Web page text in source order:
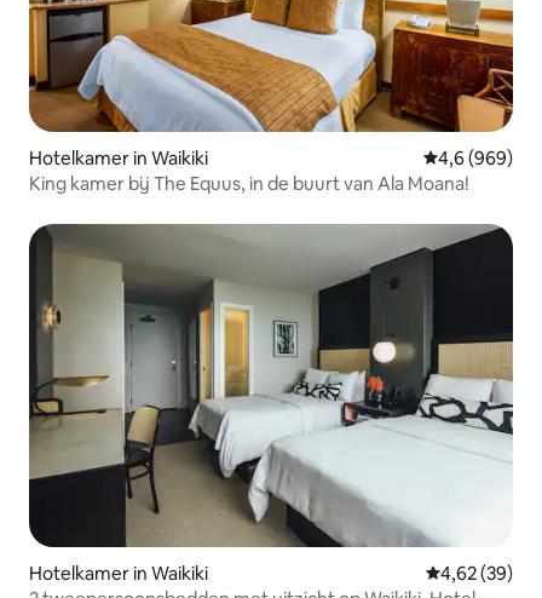
Hotelkamer in Waikiki Gemiddelde
4,6 (969)
King kamer bij The Equus, in de buurt van Ala Moana!
Hotelkamer in Waikiki Gemiddelde
4,62 (39)